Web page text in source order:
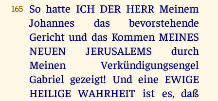
165
So hatte ICH DER HERR Meinem
Johannes das bevorstehende
Gericht und das Kommen MEINES
NEUEN JERUSALEMS durch
Meinen Verkündigungsengel
Gabriel gezeigt! Und eine EWIGE
HEILIGE WAHRHEIT ist es, daß